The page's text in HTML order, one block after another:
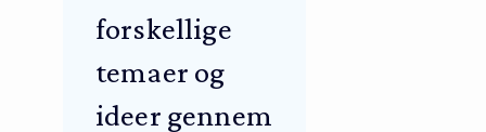
forskellige
temaer og
ideer gennem